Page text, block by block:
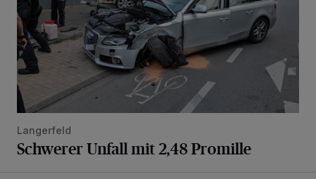
Langerfeld
Schwerer Unfall mit 2,48 Promille